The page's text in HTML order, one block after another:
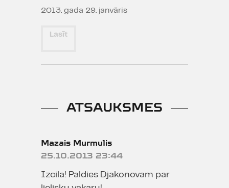
2013. gada 29. janvāris
Lasīt
ATSAUKSMES
Mazais Murmulis
25.10.2013 23:44
Izcila! Paldies Djakonovam par